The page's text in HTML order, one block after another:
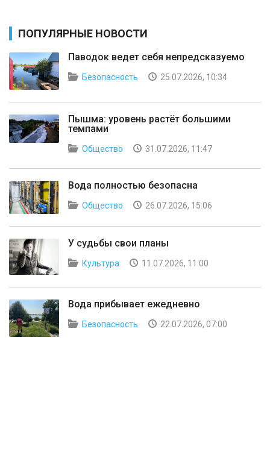
ПОПУЛЯРНЫЕ НОВОСТИ
Паводок ведет себя непредсказуемо
Безопасность 25.07.2026, 10:34
Пышма: уровень растёт большими
темпами
Общество 31.07.2026, 11:47
Вода полностью безопасна
Общество 26.07.2026, 15:06
У судьбы свои планы
Культура 11.07.2026, 11:00
Вода прибывает ежедневно
Безопасность 22.07.2026, 07:00